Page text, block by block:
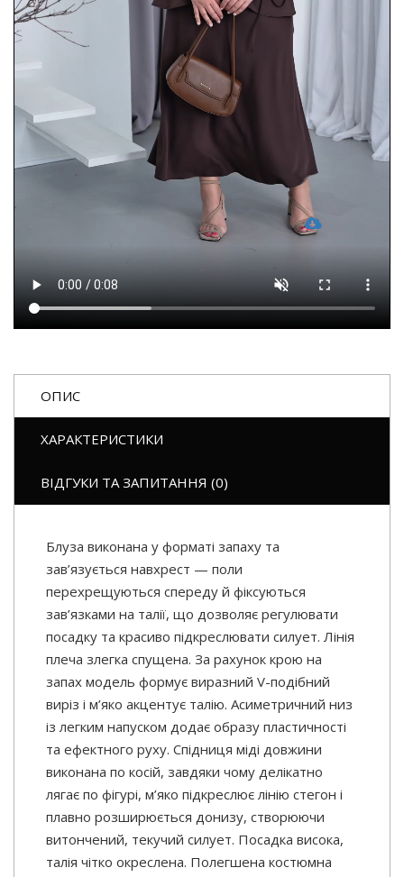
ОПИС
ХАРАКТЕРИСТИКИ
ВІДГУКИ ТА ЗАПИТАННЯ (0)
Блуза виконана у форматі запаху та
зав’язується навхрест — поли
перехрещуються спереду й фіксуються
зав’язками на талії, що дозволяє регулювати
посадку та красиво підкреслювати силует. Лінія
плеча злегка спущена. За рахунок крою на
запах модель формує виразний V-подібний
виріз і м’яко акцентує талію. Асиметричний низ
із легким напуском додає образу пластичності
та ефектного руху. Спідниця міді довжини
виконана по косій, завдяки чому делікатно
лягає по фігурі, м’яко підкреслює лінію стегон і
плавно розширюється донизу, створюючи
витончений, текучий силует. Посадка висока,
талія чітко окреслена. Полегшена костюмна